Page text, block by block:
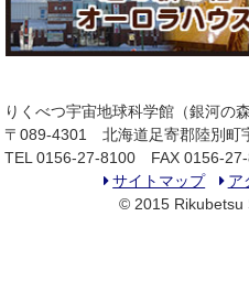
りくべつ宇宙地球科学館（銀河の
〒089-4301 北海道足寄郡陸別町
TEL 0156-27-8100 FAX 0156-
サイトマップ
ア
© 2015 Rikubetsu